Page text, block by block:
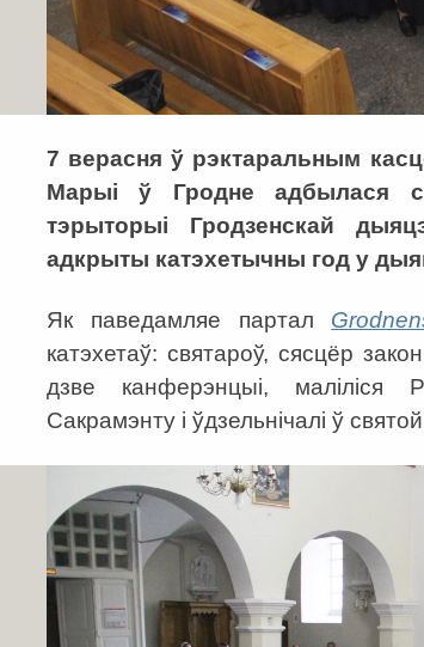
7 верасня ў рэктаральным
Марыі ў Гродне адбылася
тэрыторыі Гродзенскай
адкрыты катэхетычны год у
Як паведамляе партал
катэхетаў: святароў, сясцёр
дзве канферэнцыі, маліліся
Сакрамэнту і ўдзельнічалі ў